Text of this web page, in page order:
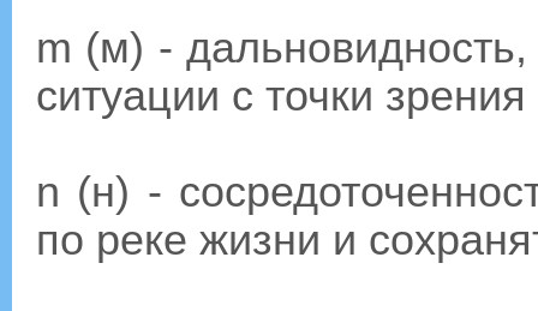
m (м) - дальновидность,
ситуации с точки
n (н) -
по реке жизни и